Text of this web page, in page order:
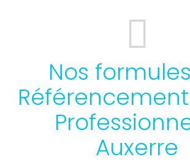
Nos
Auxerre